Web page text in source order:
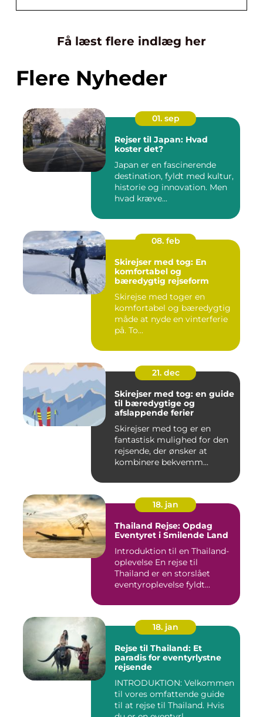
Få læst flere indlæg her
Flere Nyheder
01. sep
Rejser til Japan: Hvad
koster det?
Japan er en fascinerende
destination, fyldt med kultur,
historie og innovation. Men
hvad kræve...
08. feb
Skirejser med tog: En
komfortabel og
bæredygtig rejseform
Skirejse med toger en
komfortabel og bæredygtig
måde at nyde en vinterferie
på. To...
21. dec
Skirejser med tog: en guide
til bæredygtige og
afslappende ferier
Skirejser med tog er en
fantastisk mulighed for den
rejsende, der ønsker at
kombinere bekvemm...
18. jan
Thailand Rejse: Opdag
Eventyret i Smilende Land
Introduktion til en Thailand-
oplevelse En rejse til
Thailand er en storslået
eventyroplevelse fyldt...
18. jan
Rejse til Thailand: Et
paradis for eventyrlystne
rejsende
INTRODUKTION: Velkommen
til vores omfattende guide
til at rejse til Thailand. Hvis